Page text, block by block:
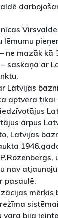
lēmumu
ne mazāk kā
saskaņā ar
Latvijas
aptvēra tikai
ārpus
Latvijas
nav
pasaulē.
vara bija